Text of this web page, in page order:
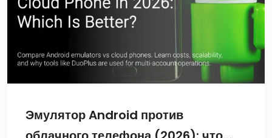
Эмулятор Android против